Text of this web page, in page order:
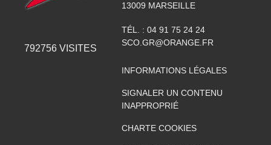
792756 VISITES
13009 MARSEILLE
TÉL. : 04 91 75 24 24
SCO.GR@ORANGE.FR
INFORMATIONS LÉGALES
SIGNALER UN CONTENU
INAPPROPRIÉ
CHARTE COOKIES